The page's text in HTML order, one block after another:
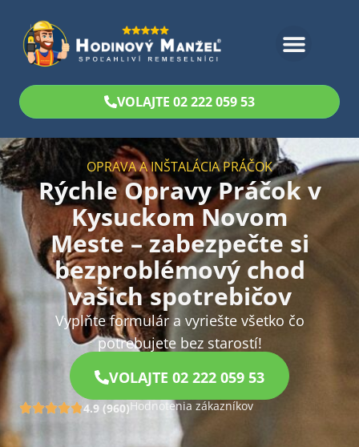
VOLAJTE 02 222 059 53
OPRAVA A INŠTALÁCIA PRÁČOK
Rýchle Opravy Práčok v
Kysuckom Novom
Meste – zabezpečte si
bezproblémový chod
vašich spotrebičov
Vyplňte formulár a vyriešte všetko čo
potrebujete bez starostí!
VOLAJTE 02 222 059 53
4.9 (960)Hodnotenia zákazníkov